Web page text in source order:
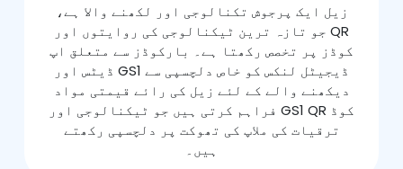
زیل ایک پرجوش تکنالوجی اور لکھنے والا ہے،
جو تازہ ترین ٹیکنالوجی کی روایتوں اور QR
کوڈز پر تخصص رکھتا ہے۔ بارکوڈز سے متعلق اپ
ڈیٹس اور GS1 ڈیجیٹل لنکس کو خاص دلچسپی سے
دیکھنے والے کے لئے زیل کی رائے قیمتی مواد
فراہم کرتی ہیں جو ٹیکنالوجی اور GS1 QR کوڈ
ترقیات کی ملاپ کی تھوکت پر دلچسپی رکھتے
ہیں۔